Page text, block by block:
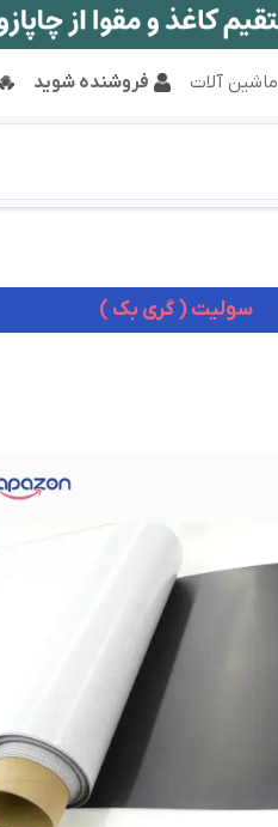
ماشین آلات فروشنده شوید
سولیت ( گری بک )